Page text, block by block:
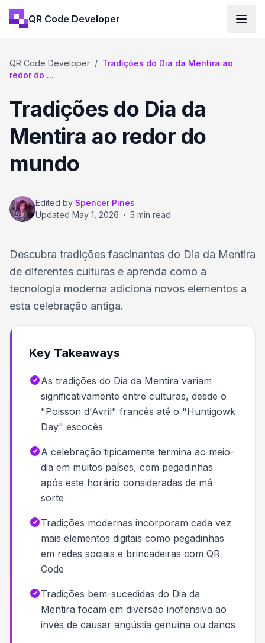
QR Code Developer
QR Code Developer / Tradições do Dia da Mentira ao
redor do ...
Tradições do Dia da
Mentira ao redor do
mundo
Edited by Spencer Pines
Updated May 1, 2026 · 5 min read
Descubra tradições fascinantes do Dia da Mentira
de diferentes culturas e aprenda como a
tecnologia moderna adiciona novos elementos a
esta celebração antiga.
Key Takeaways
As tradições do Dia da Mentira variam
significativamente entre culturas, desde o
"Poisson d'Avril" francês até o "Huntigowk
Day" escocês
A celebração tipicamente termina ao meio-
dia em muitos países, com pegadinhas
após este horário consideradas de má
sorte
Tradições modernas incorporam cada vez
mais elementos digitais como pegadinhas
em redes sociais e brincadeiras com QR
Code
Tradições bem-sucedidas do Dia da
Mentira focam em diversão inofensiva ao
invés de causar angústia genuína ou danos